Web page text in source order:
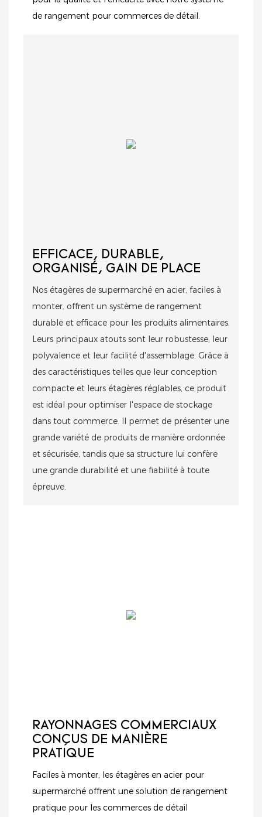
de rangement pour commerces de détail.
EFFICACE, DURABLE,
ORGANISÉ, GAIN DE PLACE
Nos étagères de supermarché en acier, faciles à
monter, offrent un système de rangement
durable et efficace pour les produits alimentaires.
Leurs principaux atouts sont leur robustesse, leur
polyvalence et leur facilité d'assemblage. Grâce à
des caractéristiques telles que leur conception
compacte et leurs étagères réglables, ce produit
est idéal pour optimiser l'espace de stockage
dans tout commerce. Il permet de présenter une
grande variété de produits de manière ordonnée
et sécurisée, tandis que sa structure lui confère
une grande durabilité et une fiabilité à toute
épreuve.
RAYONNAGES COMMERCIAUX
CONÇUS DE MANIÈRE
PRATIQUE
Faciles à monter, les étagères en acier pour
supermarché offrent une solution de rangement
pratique pour les commerces de détail